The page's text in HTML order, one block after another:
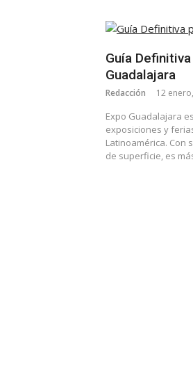
Guía
Guadalajara
Redacción 12
Expo Guadalajara
exposiciones y
Latinoamérica. Con
de superficie, es